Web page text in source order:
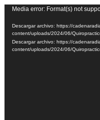
Reproductor
de
vídeo
Media error: Format(s) not
Descargar archivo: https://
content/uploads/2024/06/
Descargar archivo: https://
content/uploads/2024/06/